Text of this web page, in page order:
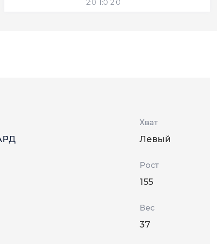
2:0 1:0 2:0
Хват
Левый
Рост
155
Вес
37